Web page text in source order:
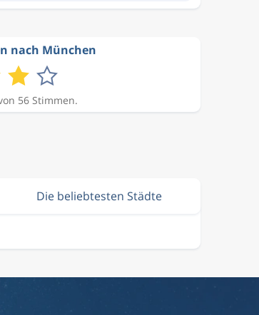
nach München
56 Stimmen.
Die beliebtesten Städte